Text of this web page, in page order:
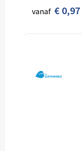
vanaf € 0,97